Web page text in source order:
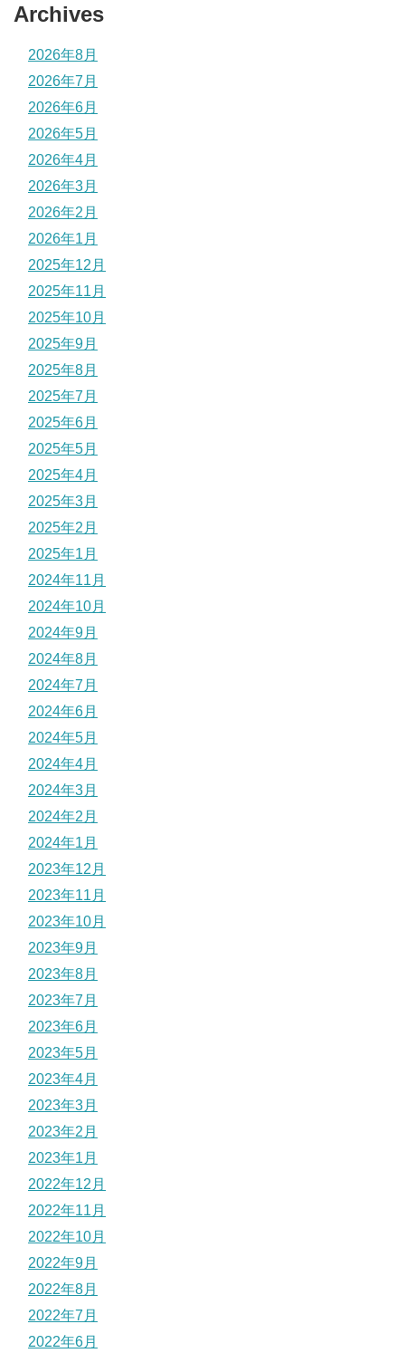
Archives
2026年8月
2026年7月
2026年6月
2026年5月
2026年4月
2026年3月
2026年2月
2026年1月
2025年12月
2025年11月
2025年10月
2025年9月
2025年8月
2025年7月
2025年6月
2025年5月
2025年4月
2025年3月
2025年2月
2025年1月
2024年11月
2024年10月
2024年9月
2024年8月
2024年7月
2024年6月
2024年5月
2024年4月
2024年3月
2024年2月
2024年1月
2023年12月
2023年11月
2023年10月
2023年9月
2023年8月
2023年7月
2023年6月
2023年5月
2023年4月
2023年3月
2023年2月
2023年1月
2022年12月
2022年11月
2022年10月
2022年9月
2022年8月
2022年7月
2022年6月